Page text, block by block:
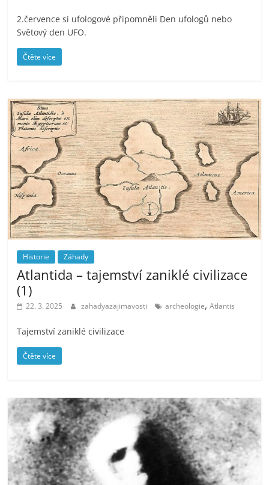
2.července si ufologové připomněli Den ufologů nebo
Světový den UFO.
Čtěte více
Historie Záhady
Atlantida – tajemství zaniklé civilizace
(1)
22. 3. 2025 zahadyazajimavosti archeologie,Atlantis
Tajemství zaniklé civilizace
Čtěte více